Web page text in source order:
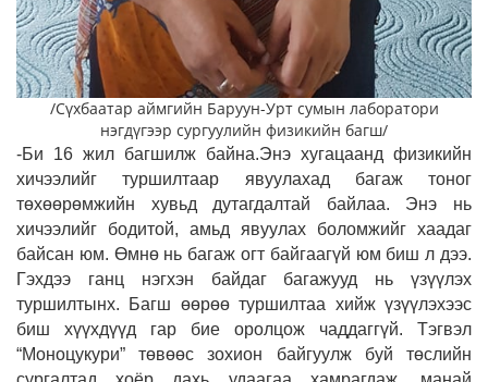
/Сүхбаатар аймгийн Баруун-Урт сумын лаборатори
нэгдүгээр сургуулийн физикийн багш/
-Би 16 жил багшилж байна.Энэ хугацаанд физикийн
хичээлийг туршилтаар явуулахад багаж тоног
төхөөрөмжийн хувьд дутагдалтай байлаа. Энэ нь
хичээлийг бодитой, амьд явуулах боломжийг хаадаг
байсан юм. Өмнө нь багаж огт байгаагүй юм биш л дээ.
Гэхдээ ганц нэгхэн байдаг багажууд нь үзүүлэх
туршилтынх. Багш өөрөө туршилтаа хийж үзүүлэхээс
биш хүүхдүүд гар бие оролцож чаддаггүй. Тэгвэл
“Моноцукури” төвөөс зохион байгуулж буй төслийн